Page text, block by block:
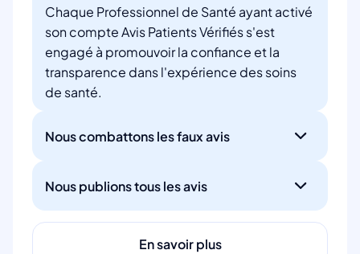
Chaque Professionnel de Santé ayant activé
son compte Avis Patients Vérifiés s'est
engagé à promouvoir la confiance et la
transparence dans l'expérience des soins
de santé.
Nous combattons les faux avis
Nous publions tous les avis
En savoir plus